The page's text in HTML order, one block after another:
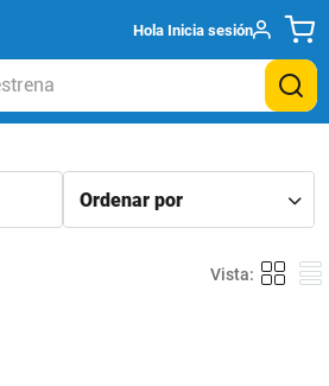
Hola Inicia sesión